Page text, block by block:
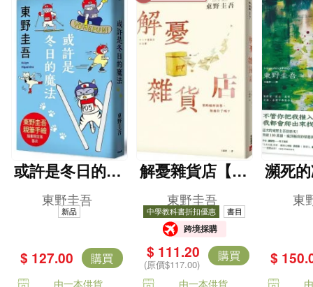
或許是冬日的魔
法（東野圭吾親
自繪製貓咪插畫
東野圭吾
新品
$ 127.00 購買
由一本供貨
解憂雜貨店【暖
心紀念版】
東野圭吾
中學教科書折扣優惠 書目
跨境採購
$ 111.20
(原價$117.00)
購買
由一本供貨
瀕死
突破
這次
致的
東
$